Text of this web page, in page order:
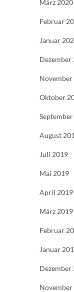
März 2020
Februar
Januar
Dezember
Oktober
August
Juli 2019
Mai 2019
April 2019
März 2019
Februar
Januar
Dezember